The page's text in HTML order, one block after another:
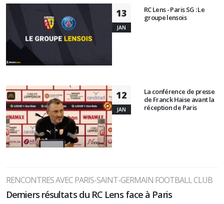
13
JAN
RC Lens - Paris SG : Le
groupe lensois
12
JAN
La conférence de presse
de Franck Haise avant la
réception de Paris
RENCONTRES AVEC PARIS-SAINT-GERMAIN FOOTBALL CLUB
Derniers résultats du RC Lens face à Paris